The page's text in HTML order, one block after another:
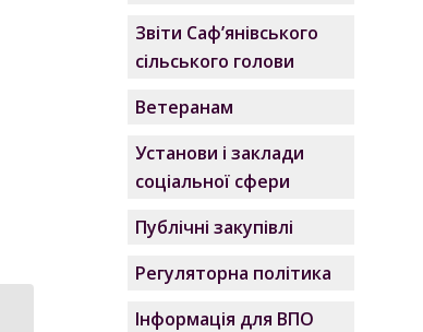
Звіти Саф’янівського
сільського голови
Ветеранам
Установи і заклади
соціальної сфери
Публічні закупівлі
Регуляторна політика
Інформація для ВПО
Паспорт бюджетної